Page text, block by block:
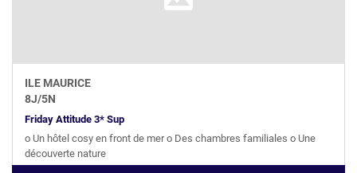
ILE MAURICE
8J/5N
Friday Attitude 3* Sup
o Un hôtel cosy en front de mer o Des chambres familiales o Une
découverte nature